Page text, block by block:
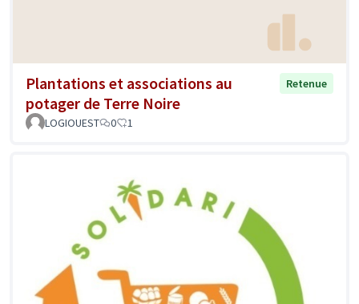
Plantations et associations au
potager de Terre Noire
Retenue
LOGIOUEST 0 1